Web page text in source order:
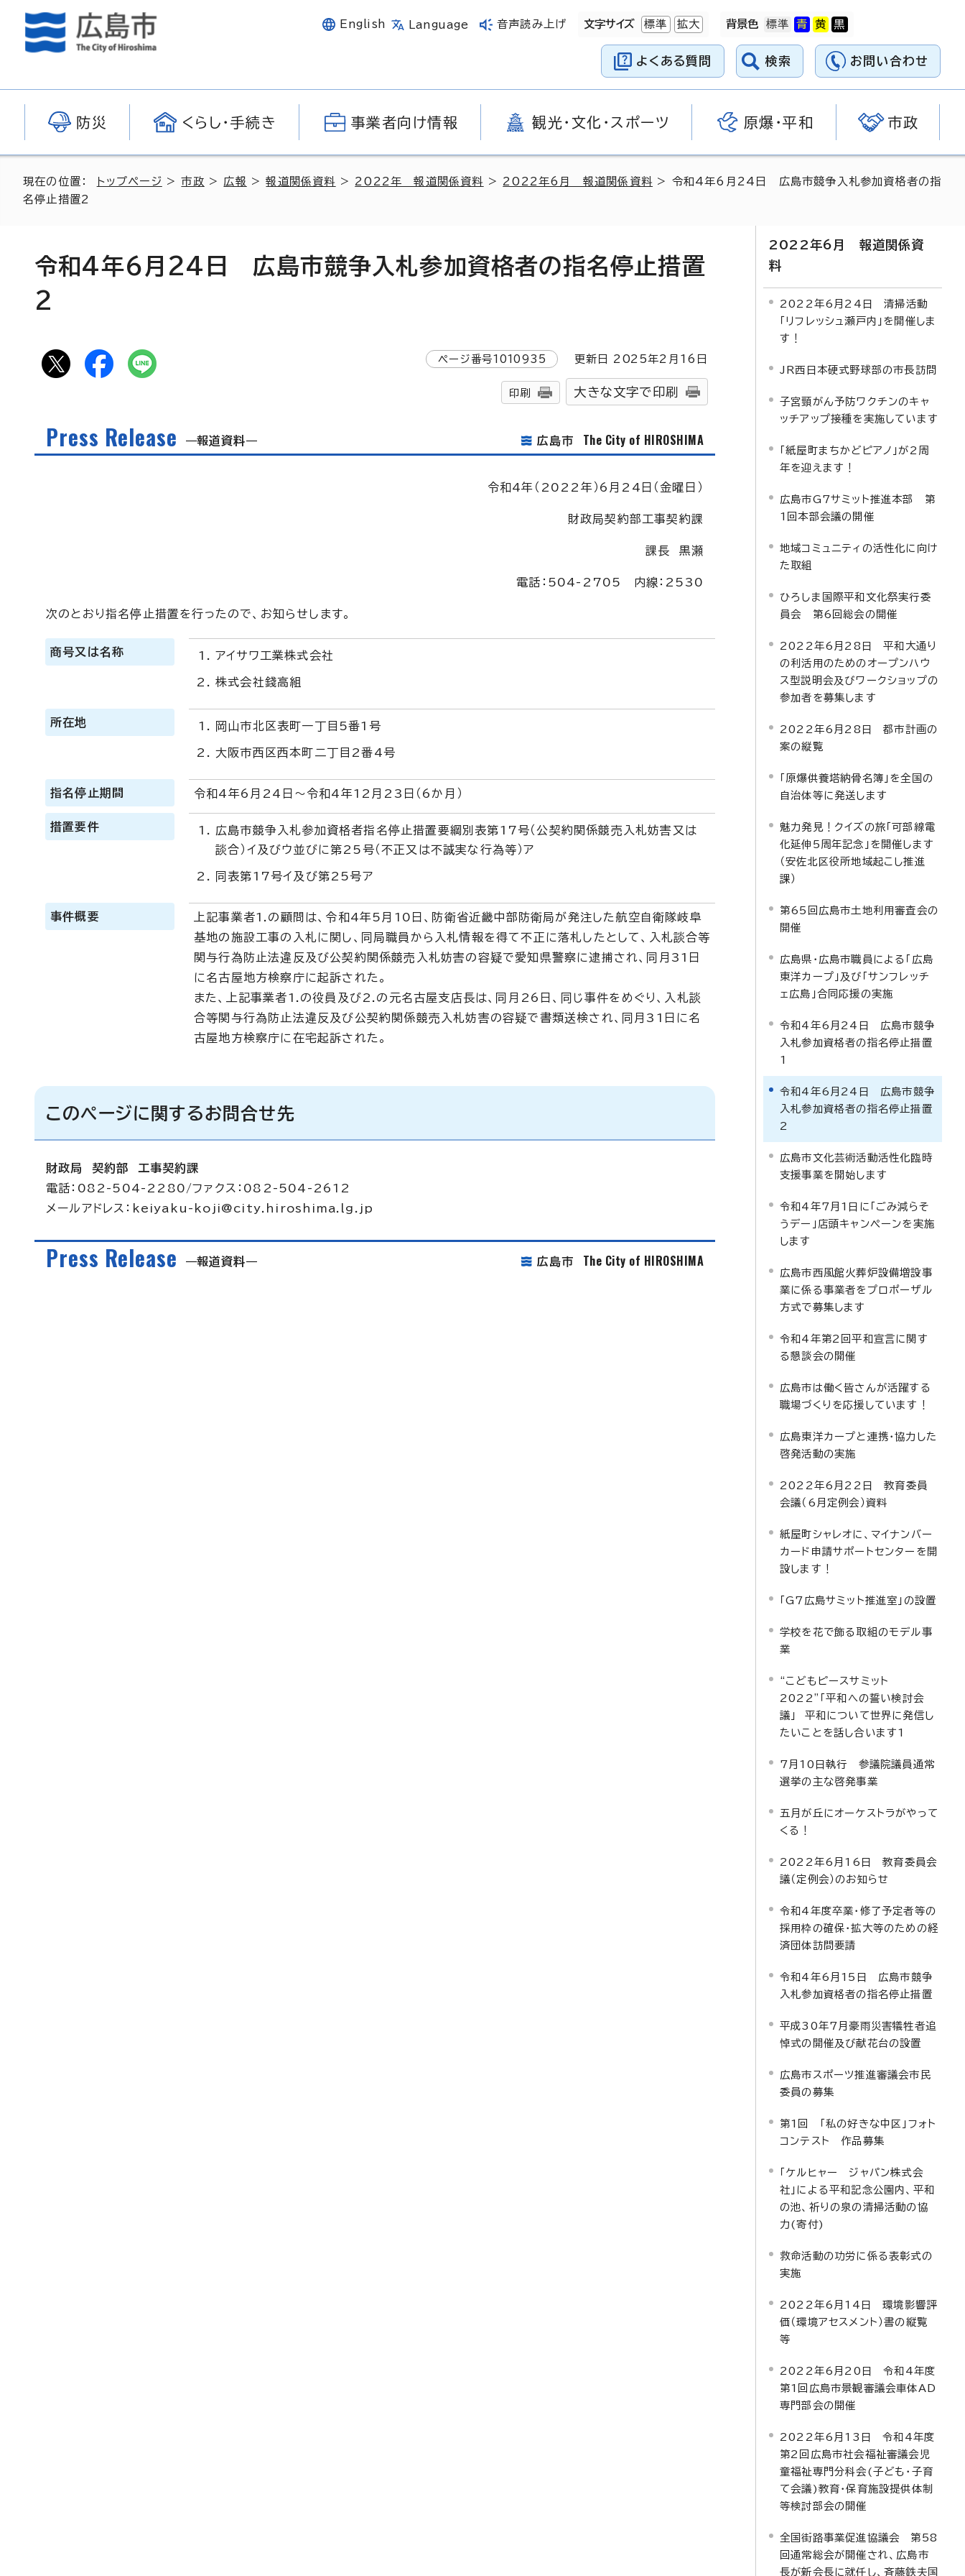
English Language 音声読み上げ 文字サイズ 標準 拡大 背景色
よくある質問 検索 お問い合わせ
防災 くらし・手続き 事業者向け情報 観光・文化・スポーツ 原爆・平和 市政
現在の位置： トップページ >市政 > 広報 >報道関係資料 > 2022年 報道関係資料 > 2022年6月 報道関係資料 > 令和4年6月24日 広島市競争入札参加資格者の指
名停止措置2
令和4年6月24日 広島市競争入札参加資格者の指名停止措置
2
ページ番号1010935 更新日 2025年2月 16 日
印刷 大きな文字で印刷
Press Release 報道資料 広島市 The City of HIROSHIMA
令和4年（2022年）6月24日（金曜日）
財政局契約部工事契約課
課長 黒瀬
電話：504-2705 内線：2530
次のとおり指名停止措置を行ったので、お知らせします。
商号又は名称 アイサワ工業株式会社
株式会社錢高組
所在地 岡山市北区表町一丁目5番1号
大阪市西区西本町二丁目2番4号
指名停止期間 令和4年6月24日～令和4年12月23日（6か月）
措置要件
広島市競争入札参加資格者指名停止措置要綱別表第17号（公契約関係競売入札妨害又は
談合）イ及びウ並びに第25号（不正又は不誠実な行為等）ア
同表第17号イ及び第25号ア
事件概要
上記事業者1.の顧問は、令和4年5月10日、防衛省近畿中部防衛局が発注した航空自衛隊岐阜
基地の施設工事の入札に関し、同局職員から入札情報を得て不正に落札したとして、入札談合等
関与行為防止法違反及び公契約関係競売入札妨害の容疑で愛知県警察に逮捕され、同月31日
に名古屋地方検察庁に起訴された。
また、上記事業者1.の役員及び2.の元名古屋支店長は、同月26日、同じ事件をめぐり、入札談
合等関与行為防止法違反及び公契約関係競売入札妨害の容疑で書類送検され、同月31日に名
古屋地方検察庁に在宅起訴された。
このページに関するお問合せ先
財政局 契約部 工事契約課
電話：082-504-2280/ファクス：082-504-2612
メールアドレス： keiyaku-koji@city.hiroshima.lg.jp
Press Release 報道資料 広島市 The City of HIROSHIMA
2022年6月 報道関係資
料
2022年6月24日 清掃活動
「リフレッシュ瀬戸内」を開催しま
す！
JR西日本硬式野球部の市長訪問
子宮頸がん予防ワクチンのキャ
ッチアップ接種を実施しています
「紙屋町まちかどピアノ」が2周
年を迎えます！
広島市G7サミット推進本部 第
1回本部会議の開催
地域コミュニティの活性化に向け
た取組
ひろしま国際平和文化祭実行委
員会 第6回総会の開催
2022年6月28日 平和大通り
の利活用のためのオープンハウ
ス型説明会及びワークショップの
参加者を募集します
2022年6月28日 都市計画の
案の縦覧
「原爆供養塔納骨名簿」を全国の
自治体等に発送します
魅力発見！クイズの旅「可部線電
化延伸5周年記念」を開催します
（安佐北区役所地域起こし推進
課）
第65回広島市土地利用審査会の
開催
広島県・広島市職員による「広島
東洋カープ」及び「サンフレッチ
ェ広島」合同応援の実施
令和4年6月24日 広島市競争
入札参加資格者の指名停止措置
1
令和4年6月24日 広島市競争
入札参加資格者の指名停止措置
2
広島市文化芸術活動活性化臨時
支援事業を開始します
令和4年7月1日に「ごみ減らそ
うデー」店頭キャンペーンを実施
します
広島市西風館火葬炉設備増設事
業に係る事業者をプロポーザル
方式で募集します
令和4年第2回平和宣言に関す
る懇談会の開催
広島市は働く皆さんが活躍する
職場づくりを応援しています！
広島東洋カープと連携・協力した
啓発活動の実施
2022年6月22日 教育委員
会議（6月定例会）資料
紙屋町シャレオに、マイナンバー
カード申請サポートセンターを開
設します！
「G7広島サミット推進室」の設置
学校を花で飾る取組のモデル事
業
“こどもピースサミット
2022”「平和への誓い検討会
議」 平和について世界に発信し
たいことを話し合います1
7月10日執行 参議院議員通常
選挙の主な啓発事業
五月が丘にオーケストラがやって
くる！
2022年6月16日 教育委員会
議（定例会）のお知らせ
令和4年度卒業・修了予定者等の
採用枠の確保・拡大等のための経
済団体訪問要請
令和4年6月15日 広島市競争
入札参加資格者の指名停止措置
平成30年7月豪雨災害犠牲者追
悼式の開催及び献花台の設置
広島市スポーツ推進審議会市民
委員の募集
第1回 「私の好きな中区」フォト
コンテスト 作品募集
「ケルヒャー ジャパン株式会
社」による平和記念公園内、平和
の池、祈りの泉の清掃活動の協
力(寄付)
救命活動の功労に係る表彰式の
実施
2022年6月14日 環境影響評
価（環境アセスメント）書の縦覧
等
2022年6月20日 令和4年度
第1回広島市景観審議会車体AD
専門部会の開催
2022年6月13日 令和4年度
第2回広島市社会福祉審議会児
童福祉専門分科会(子ども・子育
て会議)教育・保育施設提供体制
等検討部会の開催
全国街路事業促進協議会 第58
回通常総会が開催され、広島市
長が新会長に就任し、斉藤鉄夫国